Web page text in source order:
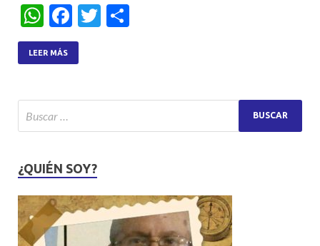
W
h
at
A
p
F
ac
e
o
o
T
LEER MÁS
¿QUIÉN SOY?